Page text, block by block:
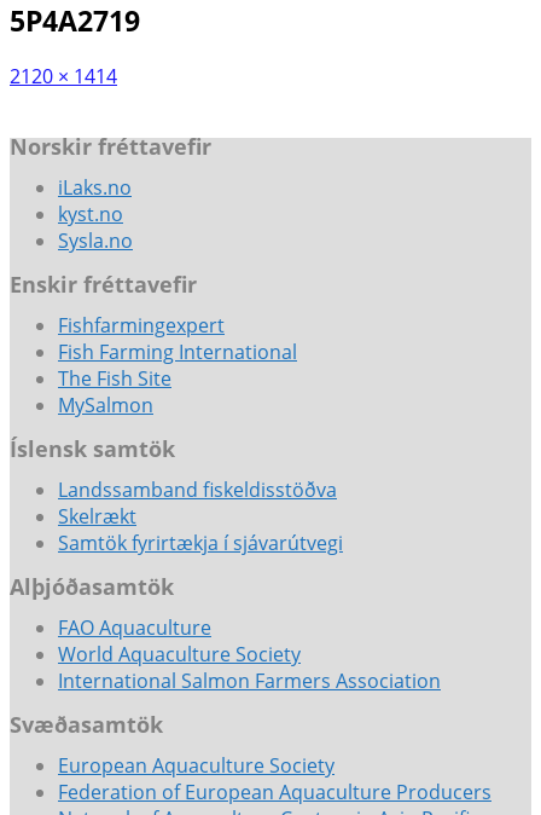
5P4A2719
2120 × 1414
Norskir fréttavefir
iLaks.no
kyst.no
Sysla.no
Enskir fréttavefir
Fishfarmingexpert
Fish Farming International
The Fish Site
MySalmon
Íslensk samtök
Landssamband fiskeldisstöðva
Skelrækt
Samtök fyrirtækja í sjávarútvegi
Alþjóðasamtök
FAO Aquaculture
World Aquaculture Society
International Salmon Farmers Association
Svæðasamtök
European Aquaculture Society
Federation of European Aquaculture Producers